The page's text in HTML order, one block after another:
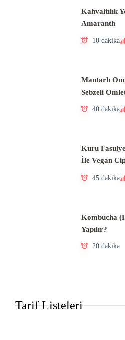
Kahvaltılık
Amaranth
10 dakika
Mantarlı
Sebzeli
40 dakika
Kuru
İle Vegan
45 dakika
Kombucha
Yapılır?
20 dakika
Tarif Listeleri